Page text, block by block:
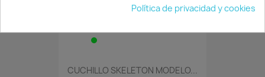
CUCHILLO SKELETON MODELO...
Política de privacidad y cookies